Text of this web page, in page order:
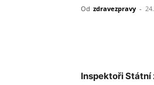
Od zdravezpravy -
Inspektoři Státní